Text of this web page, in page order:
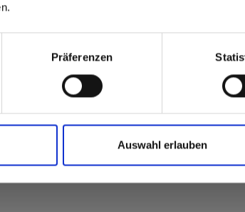
Präferenzen
Auswahl erlauben
the Fundermax North America Website